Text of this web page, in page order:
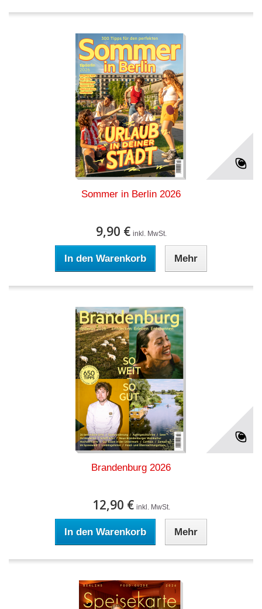
Sommer in Berlin 2026
9,90 € inkl. MwSt.
In den Warenkorb Mehr
Brandenburg 2026
12,90 € inkl. MwSt.
In den Warenkorb Mehr